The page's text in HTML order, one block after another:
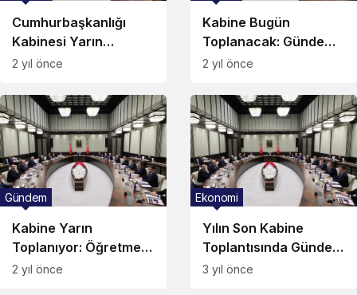
Cumhurbaşkanlığı
Kabinesi Yarın
Toplanacak!
2 yıl önce
Kabine Bugün
Toplanacak: Gündem
Seçim Güvenliği!
2 yıl önce
Kabine Yarın
Toplanıyor: Öğretmen
Ataması Gündemde!
Gündem
2 yıl önce
Yılın Son Kabine
Toplantısında Gündem
Ekonomi!
Ekonomi
3 yıl önce